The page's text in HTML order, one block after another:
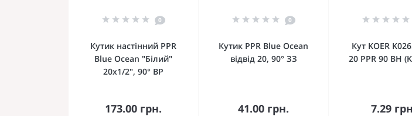
0
Кутик настінний PPR
Blue Ocean "Білий"
20х1/2", 90° ВР
173.00 грн.
До кошика
0
Кутик PPR Blue Ocean
відвід 20, 90° ЗЗ
41.00 грн.
До кошика
Кут KOER
20 PPR 90 ВН
7.29
До